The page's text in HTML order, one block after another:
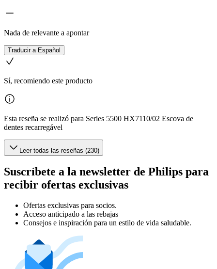
Nada de relevante a apontar
Traducir a Español
Sí, recomiendo este producto
Esta reseña se realizó para Series 5500 HX7110/02 Escova de
dentes recarregável
Leer todas las reseñas (230)
Suscríbete a la newsletter de Philips para
recibir ofertas exclusivas
Ofertas exclusivas para socios.
Acceso anticipado a las rebajas
Consejos e inspiración para un estilo de vida saludable.